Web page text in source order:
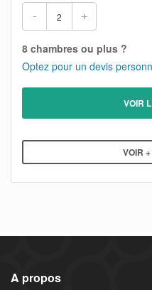
- +
8 chambres ou plus ?
Optez pour un devis
VOIR
VOIR
A propos